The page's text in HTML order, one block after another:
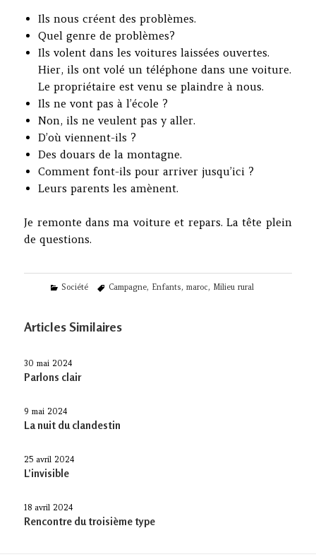
Ils nous créent des problèmes.
Quel genre de problèmes?
Ils volent dans les voitures laissées ouvertes.
Hier, ils ont volé un téléphone dans une voiture.
Le propriétaire est venu se plaindre à nous.
Ils ne vont pas à l’école ?
Non, ils ne veulent pas y aller.
D’où viennent-ils ?
Des douars de la montagne.
Comment font-ils pour arriver jusqu’ici ?
Leurs parents les amènent.
Je remonte dans ma voiture et repars. La tête plein
de questions.
Categories
Société Tags
Campagne, Enfants, maroc, Milieu rural
Articles Similaires
30 mai 2024
Parlons clair
9 mai 2024
La nuit du clandestin
25 avril 2024
L’invisible
18 avril 2024
Rencontre du troisième type